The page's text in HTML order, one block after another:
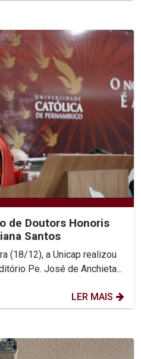
de Doutors Honoris
Santos
(18/12), a Unicap realizou
Pe. José de Anchieta...
LER MAIS